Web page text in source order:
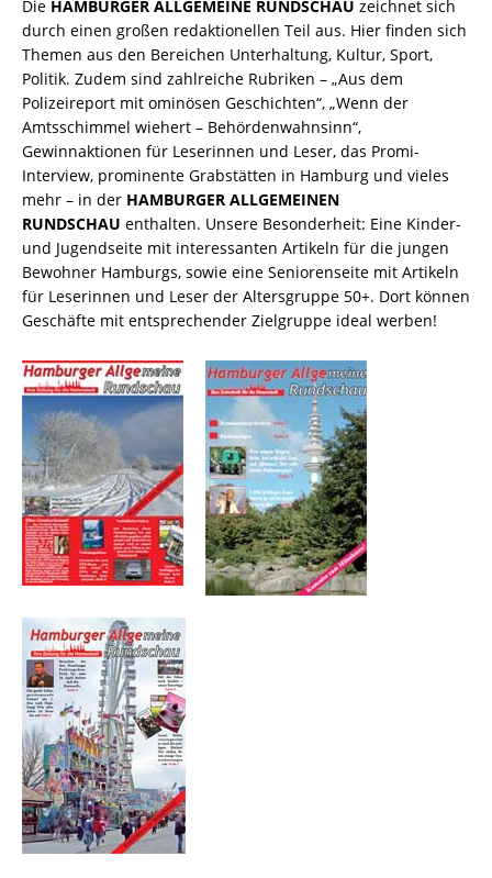
Die HAMBURGER ALLGEMEINE RUNDSCHAU zeichnet sich
durch einen großen redaktionellen Teil aus. Hier finden sich
Themen aus den Bereichen Unterhaltung, Kultur, Sport,
Politik. Zudem sind zahlreiche Rubriken – „Aus dem
Polizeireport mit ominösen Geschichten“, „Wenn der
Amtsschimmel wiehert – Behördenwahnsinn“,
Gewinnaktionen für Leserinnen und Leser, das Promi-
Interview, prominente Grabstätten in Hamburg und vieles
mehr – in der HAMBURGER ALLGEMEINEN
RUNDSCHAU enthalten. Unsere Besonderheit: Eine Kinder-
und Jugendseite mit interessanten Artikeln für die jungen
Bewohner Hamburgs, sowie eine Seniorenseite mit Artikeln
für Leserinnen und Leser der Altersgruppe 50+. Dort können
Geschäfte mit entsprechender Zielgruppe ideal werben!